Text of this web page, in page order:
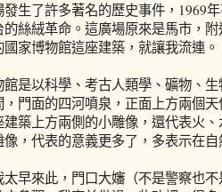
發生了許多著名的歷史事件，1969
的絲絨革命。這廣場原來是馬市，
家博物館這座建築，就讓我流連。
館是以科學、考古人類學、礦物、
，門面的四河噴泉，正面上方兩個
建築上方兩側的小雕像，還代表火
，代表的意義更多了，多表示在
太早來此，門口大嬸（不是警察也